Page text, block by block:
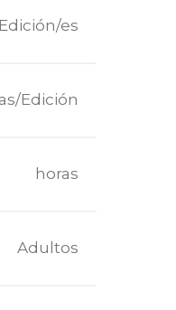
es
Edición
horas
Adultos